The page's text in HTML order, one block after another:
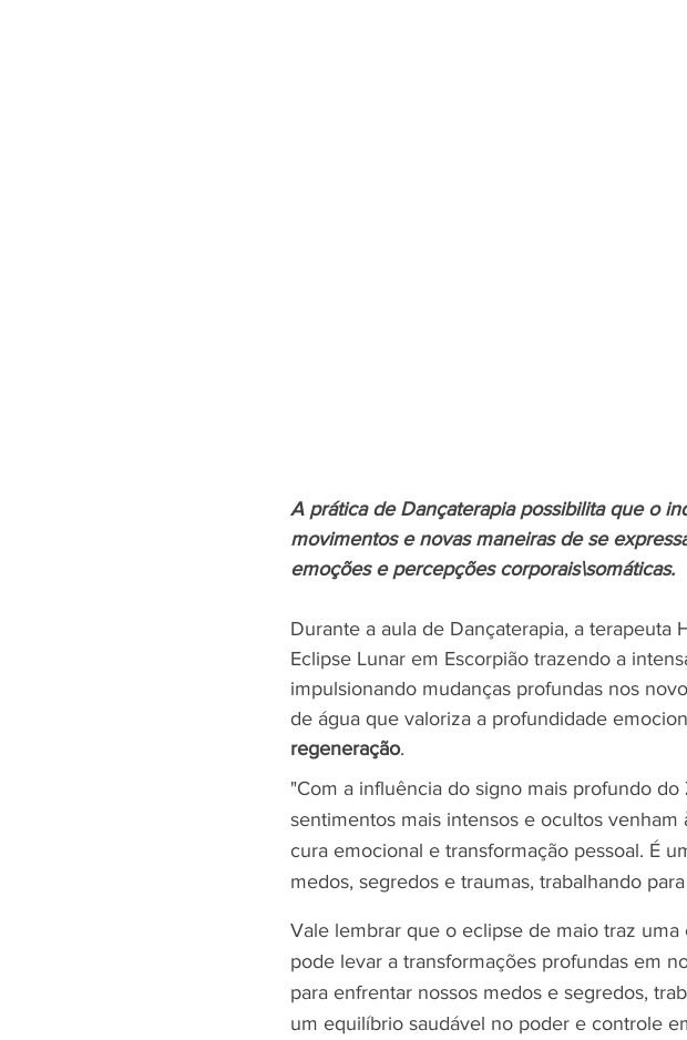
A prática de Dançaterapia possibilita que o
movimentos e novas maneiras de se
emoções e percepções corporais\somáticas.
Durante a aula de Dançaterapia, a terapeuta
Eclipse Lunar em Escorpião trazendo a
impulsionando mudanças profundas nos
de água que valoriza a profundidade
regeneração.
"Com a influência do signo mais profundo
sentimentos mais intensos e ocultos
cura emocional e transformação pessoal. É
medos, segredos e traumas, trabalhando
Vale lembrar que o eclipse de maio traz
pode levar a transformações profundas em
para enfrentar nossos medos e segredos,
um equilíbrio saudável no poder e controle